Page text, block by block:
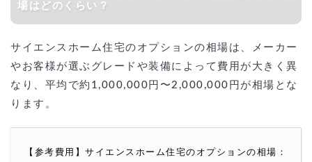
場はどのくらい？
サイエンスホーム住宅のオプションの相場は、メーカー
やお客様が選ぶグレードや装備によって費用が大きく異
なり、平均で約1,000,000円〜2,000,000円が相場とな
ります。
【参考費用】サイエンスホーム住宅のオプションの相場：